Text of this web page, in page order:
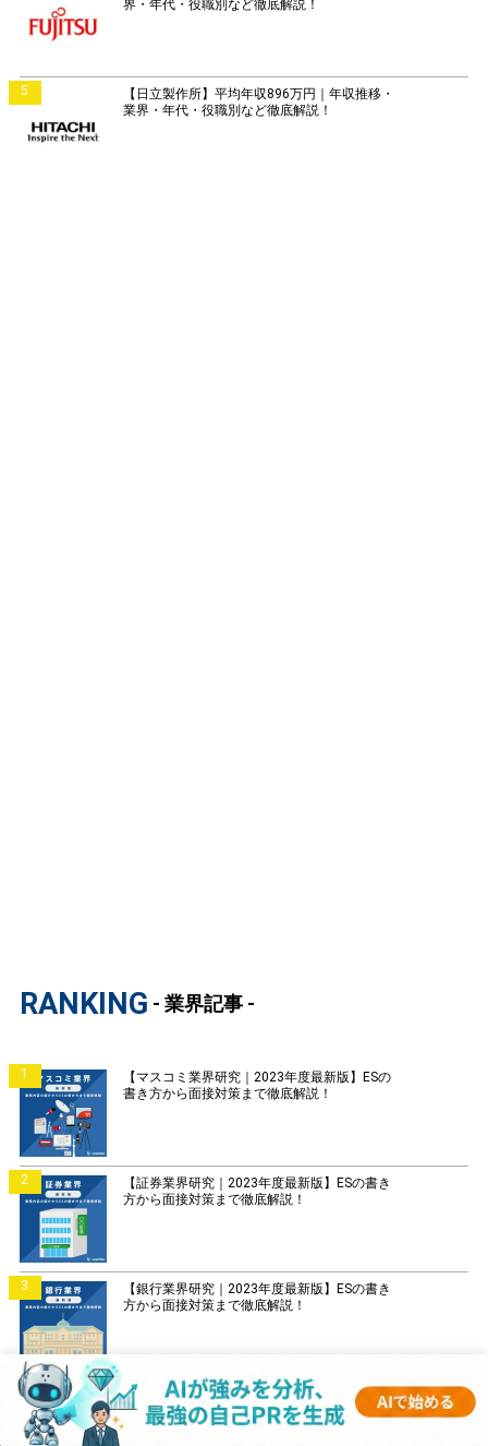
界・年代・役職別など徹底解説！
5
【日立製作所】平均年収896万円｜年収推移・
業界・年代・役職別など徹底解説！
RANKING - 業界記事 -
1
【マスコミ業界研究｜2023年度最新版】ESの
書き方から面接対策まで徹底解説！
2
【証券業界研究｜2023年度最新版】ESの書き
方から面接対策まで徹底解説！
3
【銀行業界研究｜2023年度最新版】ESの書き
方から面接対策まで徹底解説！
4
【菓子業界研究｜2023年度最新版】ESの書き
方から面接対策まで徹底解説！